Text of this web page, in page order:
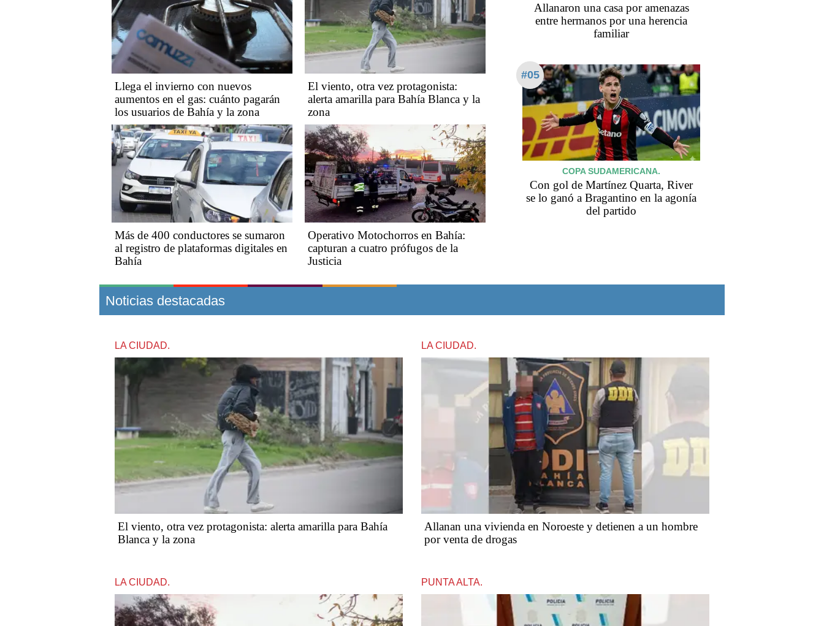
Llega el invierno con nuevos
aumentos en el gas: cuánto pagarán
los usuarios de Bahía y la zona
El viento, otra vez protagonista:
alerta amarilla para Bahía Blanca y la
zona
Más de 400 conductores se sumaron
al registro de plataformas digitales en
Bahía
Operativo Motochorros en Bahía:
capturan a cuatro prófugos de la
Justicia
Allanaron una casa por amenazas
entre hermanos por una herencia
familiar
#05
COPA SUDAMERICANA.
Con gol de Martínez Quarta, River
se lo ganó a Bragantino en la agonía
del partido
Noticias destacadas
LA CIUDAD.
El viento, otra vez protagonista: alerta amarilla para Bahía
Blanca y la zona
LA CIUDAD.
Allanan una vivienda en Noroeste y detienen a un hombre
por venta de drogas
LA CIUDAD. PUNTA ALTA.